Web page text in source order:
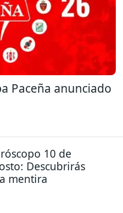
Paceña anunciado
10 de
Descubrirás
mentira